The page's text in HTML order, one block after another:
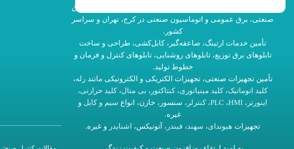
شرکت دستان صنعت آذر هوش، ارائه‌دهنده خدمات و تجهیزات برق
صنعتی، برق عمومی و اتوماسیون صنعتی در کرج، تهران و سراسر
کشور.
تأمین خدمات ارتینگ، صاعقه‌گیر، کابل‌کشی، طراحی و ساخت
تابلوهای برق توزیع، تابلوهای روشنایی، تابلوهای کنترل و فرمان و
خطوط تولید.
تأمین تجهیزات صنعتی، تجهیزات الکتریکی و الکترونیکی مانندرله،
کلید اتوماتیک،کلید مینیاتوری،کنتاکتور ، بی متال،کلید حرارتی،
اینورتر ، PLC ،HMI ،کنترلر ، سنسور، خازن، انواع سیم و کابل و
غیره.
تجهیزات هیوندای، سهند، فیندر ، آتونیکس، اشنایدر و غیره.